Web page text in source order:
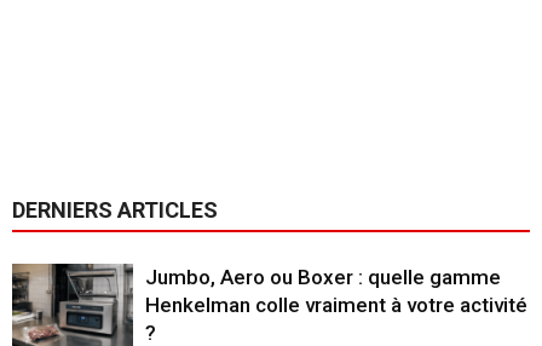
DERNIERS ARTICLES
Jumbo, Aero ou Boxer : quelle gamme
Henkelman colle vraiment à votre activité
?